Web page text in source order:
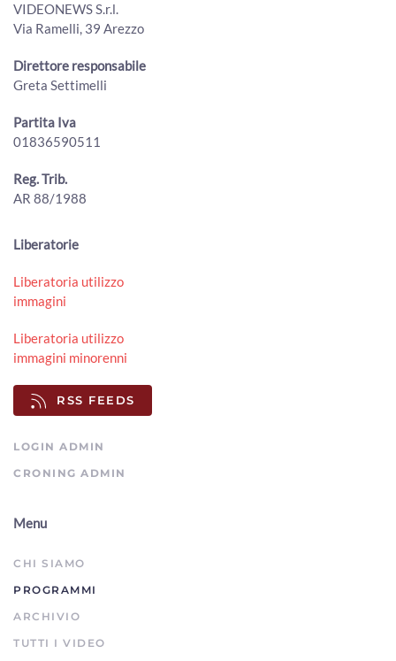
VIDEONEWS S.r.l.
Via Ramelli, 39 Arezzo
Direttore responsabile
Greta Settimelli
Partita Iva
01836590511
Reg. Trib.
AR 88/1988
Liberatorie
Liberatoria utilizzo
immagini
Liberatoria utilizzo
immagini minorenni
RSS FEEDS
LOGIN ADMIN
CRONING ADMIN
Menu
CHI SIAMO
PROGRAMMI
ARCHIVIO
TUTTI I VIDEO